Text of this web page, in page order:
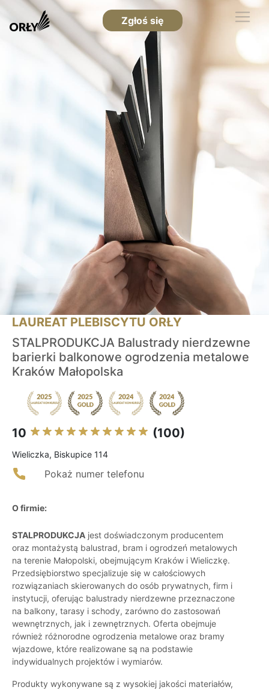
Zgłoś się
LAUREAT PLEBISCYTU ORŁY
STALPRODUKCJA Balustrady nierdzewne
barierki balkonowe ogrodzenia metalowe
Kraków Małopolska
10 (100)
Wieliczka, Biskupice 114
Pokaż numer telefonu
O firmie:
STALPRODUKCJA jest doświadczonym producentem
oraz montażystą balustrad, bram i ogrodzeń metalowych
na terenie Małopolski, obejmującym Kraków i Wieliczkę.
Przedsiębiorstwo specjalizuje się w całościowych
rozwiązaniach skierowanych do osób prywatnych, firm i
instytucji, oferując balustrady nierdzewne przeznaczone
na balkony, tarasy i schody, zarówno do zastosowań
wewnętrznych, jak i zewnętrznych. Oferta obejmuje
również różnorodne ogrodzenia metalowe oraz bramy
wjazdowe, które realizowane są na podstawie
indywidualnych projektów i wymiarów.
Produkty wykonywane są z wysokiej jakości materiałów,